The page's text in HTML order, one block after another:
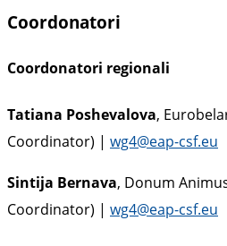
Coordonatori
Coordonatori regionali
Tatiana Poshevalova,
Coordinator) | wg4@eap-csf.eu
Sintija Bernava, Donum
Coordinator) | wg4@eap-csf.eu